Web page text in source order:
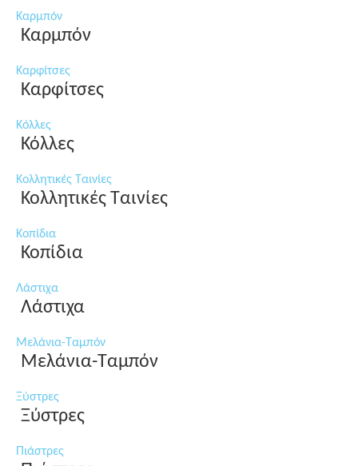
Καρμπόν
Καρμπόν
Καρφίτσες
Καρφίτσες
Κόλλες
Κόλλες
Κολλητικές Ταινίες
Κολλητικές Ταινίες
Κοπίδια
Κοπίδια
Λάστιχα
Λάστιχα
Μελάνια-Ταμπόν
Μελάνια-Ταμπόν
Ξύστρες
Ξύστρες
Πιάστρες